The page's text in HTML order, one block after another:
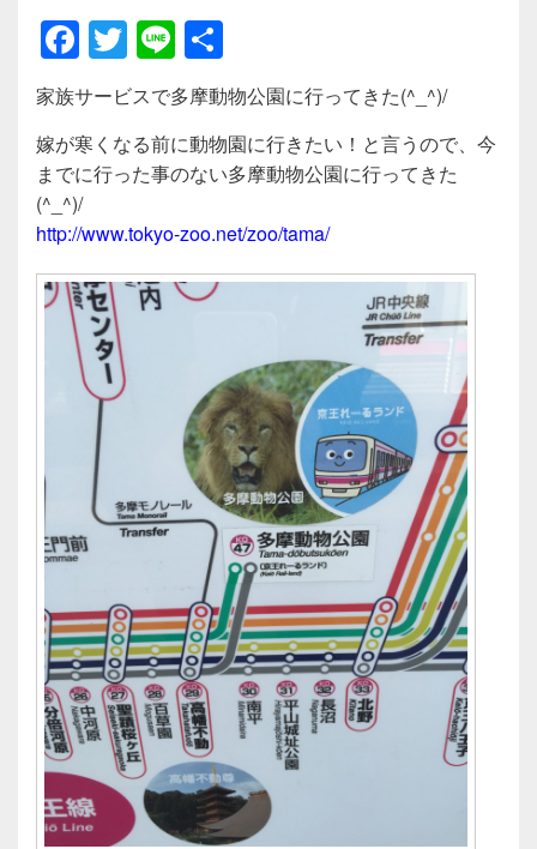
F
a
c
e
b
o
o
k
T
wi
tt
er
Li
n
e
有
家族サービスで多摩動物公園に行ってきた(^_^)/
嫁が寒くなる前に動物園に行きたい！と言うので、今
までに行った事のない多摩動物公園に行ってきた
(^_^)/
http://www.tokyo-zoo.net/zoo/tama/